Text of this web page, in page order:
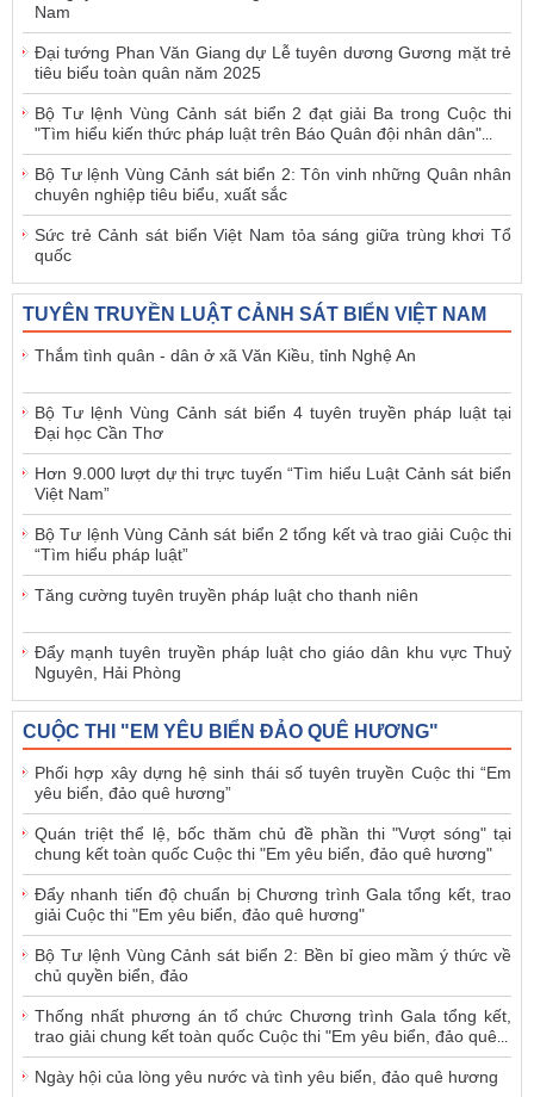
Nam
Đại tướng Phan Văn Giang dự Lễ tuyên dương Gương mặt trẻ
tiêu biểu toàn quân năm 2025
Bộ Tư lệnh Vùng Cảnh sát biển 2 đạt giải Ba trong Cuộc thi
"Tìm hiểu kiến thức pháp luật trên Báo Quân đội nhân dân"...
Bộ Tư lệnh Vùng Cảnh sát biển 2: Tôn vinh những Quân nhân
chuyên nghiệp tiêu biểu, xuất sắc
Sức trẻ Cảnh sát biển Việt Nam tỏa sáng giữa trùng khơi Tổ
quốc
TUYÊN TRUYỀN LUẬT CẢNH SÁT BIỂN VIỆT NAM
Thắm tình quân - dân ở xã Văn Kiều, tỉnh Nghệ An
Bộ Tư lệnh Vùng Cảnh sát biển 4 tuyên truyền pháp luật tại
Đại học Cần Thơ
Hơn 9.000 lượt dự thi trực tuyến “Tìm hiểu Luật Cảnh sát biển
Việt Nam”
Bộ Tư lệnh Vùng Cảnh sát biển 2 tổng kết và trao giải Cuộc thi
“Tìm hiểu pháp luật”
Tăng cường tuyên truyền pháp luật cho thanh niên
Đẩy mạnh tuyên truyền pháp luật cho giáo dân khu vực Thuỷ
Nguyên, Hải Phòng
CUỘC THI "EM YÊU BIỂN ĐẢO QUÊ HƯƠNG"
Phối hợp xây dựng hệ sinh thái số tuyên truyền Cuộc thi “Em
yêu biển, đảo quê hương”
Quán triệt thể lệ, bốc thăm chủ đề phần thi "Vượt sóng" tại
chung kết toàn quốc Cuộc thi "Em yêu biển, đảo quê hương"
Đẩy nhanh tiến độ chuẩn bị Chương trình Gala tổng kết, trao
giải Cuộc thi "Em yêu biển, đảo quê hương"
Bộ Tư lệnh Vùng Cảnh sát biển 2: Bền bỉ gieo mầm ý thức về
chủ quyền biển, đảo
Thống nhất phương án tổ chức Chương trình Gala tổng kết,
trao giải chung kết toàn quốc Cuộc thi "Em yêu biển, đảo quê...
Ngày hội của lòng yêu nước và tình yêu biển, đảo quê hương